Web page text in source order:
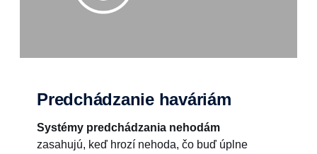
Predchádzanie haváriám
Systémy predchádzania nehodám
zasahujú, keď hrozí nehoda, čo buď úplne